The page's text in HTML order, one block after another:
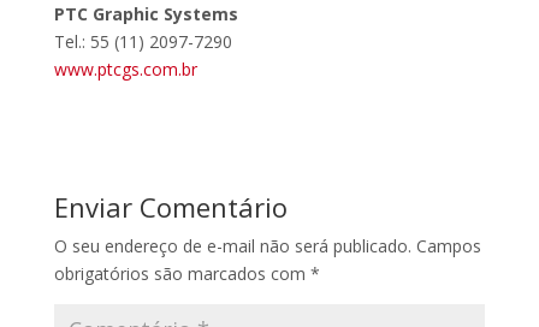
PTC Graphic Systems
Tel.: 55 (11) 2097-7290
www.ptcgs.com.br
Enviar Comentário
O seu endereço de e-mail não será publicado. Campos
obrigatórios são marcados com *